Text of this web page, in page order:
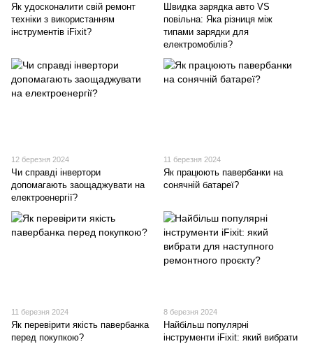
Як удосконалити свій ремонт
техніки з використанням
інструментів iFixit?
Швидка зарядка авто VS
повільна: Яка різниця між
типами зарядки для
електромобілів?
12 березня 2024
Чи справді інвертори
допомагають заощаджувати на
електроенергії?
11 березня 2024
Як працюють павербанки на
сонячній батареї?
11 березня 2024
Як перевірити якість павербанка
перед покупкою?
8 березня 2024
Найбільш популярні
інструменти iFixit: який вибрати